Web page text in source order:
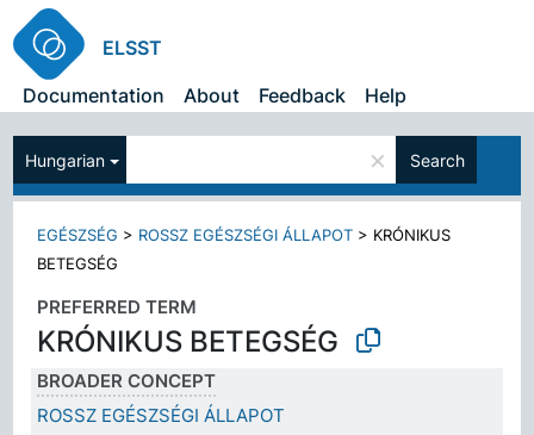
ELSST
Documentation
About Feedback Help
Hungarian × Search
EGÉSZSÉG > ROSSZ EGÉSZSÉGI ÁLLAPOT > KRÓNIKUS
BETEGSÉG
PREFERRED TERM
KRÓNIKUS BETEGSÉG
BROADER CONCEPT
ROSSZ EGÉSZSÉGI ÁLLAPOT